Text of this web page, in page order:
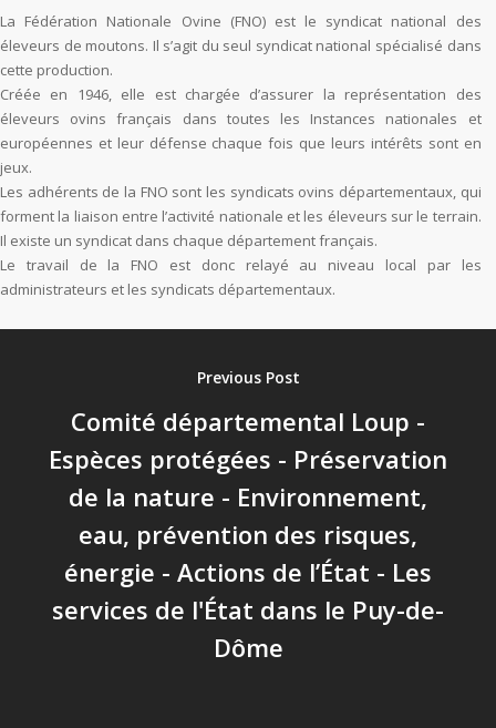
La Fédération Nationale Ovine (FNO) est le syndicat national des
éleveurs de moutons. Il s’agit du seul syndicat national spécialisé dans
cette production.
Créée en 1946, elle est chargée d’assurer la représentation des
éleveurs ovins français dans toutes les Instances nationales et
européennes et leur défense chaque fois que leurs intérêts sont en
jeux.
Les adhérents de la FNO sont les syndicats ovins départementaux, qui
forment la liaison entre l’activité nationale et les éleveurs sur le terrain.
Il existe un syndicat dans chaque département français.
Le travail de la FNO est donc relayé au niveau local par les
administrateurs et les syndicats départementaux.
Previous Post
Comité départemental Loup -
Espèces protégées - Préservation
de la nature - Environnement,
eau, prévention des risques,
énergie - Actions de l’État - Les
services de l'État dans le Puy-de-
Dôme